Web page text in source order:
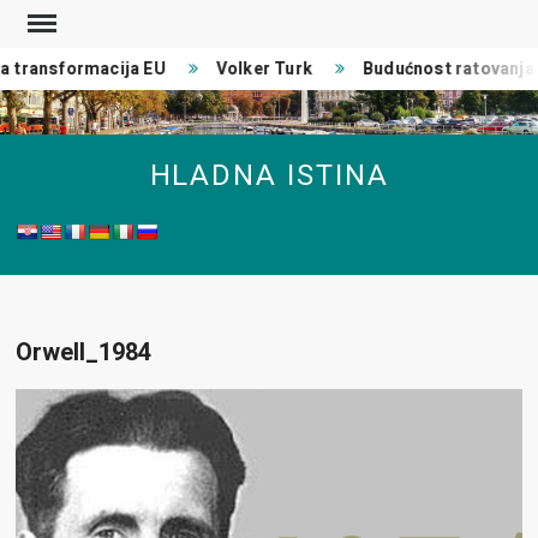
Skip
content
transformacija EU Volker Turk Budućnost ratovanja
HLADNA ISTINA
Orwell_1984